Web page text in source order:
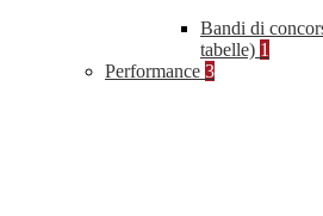
Bandi di
tabelle) 1
Performance 3